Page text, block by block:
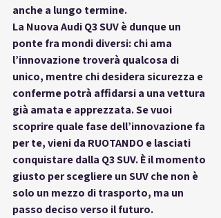
anche a lungo termine.
La Nuova Audi Q3 SUV è dunque un
ponte fra mondi diversi: chi ama
l’innovazione troverà qualcosa di
unico, mentre chi desidera sicurezza e
conferme potrà affidarsi a una vettura
già amata e apprezzata. Se vuoi
scoprire quale fase dell’innovazione fa
per te, vieni da RUOTANDO e lasciati
conquistare dalla Q3 SUV. È il momento
giusto per scegliere un SUV che non è
solo un mezzo di trasporto, ma un
passo deciso verso il futuro.